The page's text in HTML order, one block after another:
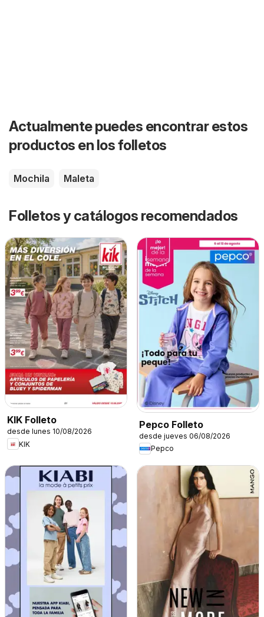
Actualmente puedes encontrar estos
productos en los folletos
Mochila Maleta
Folletos y catálogos recomendados
KIK Folleto
desde lunes 10/08/2026
KIK
Pepco Folleto
desde jueves 06/08/2026
Pepco